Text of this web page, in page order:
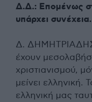
Δ.Δ.: Επομένως
υπάρχει συνέχεια.
Δ.
έχουν
χριστιανισμού,
μείνει ελληνική.
ελληνική μας